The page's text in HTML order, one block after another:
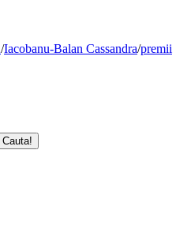
/Iacobanu-Balan Cassandra/premii